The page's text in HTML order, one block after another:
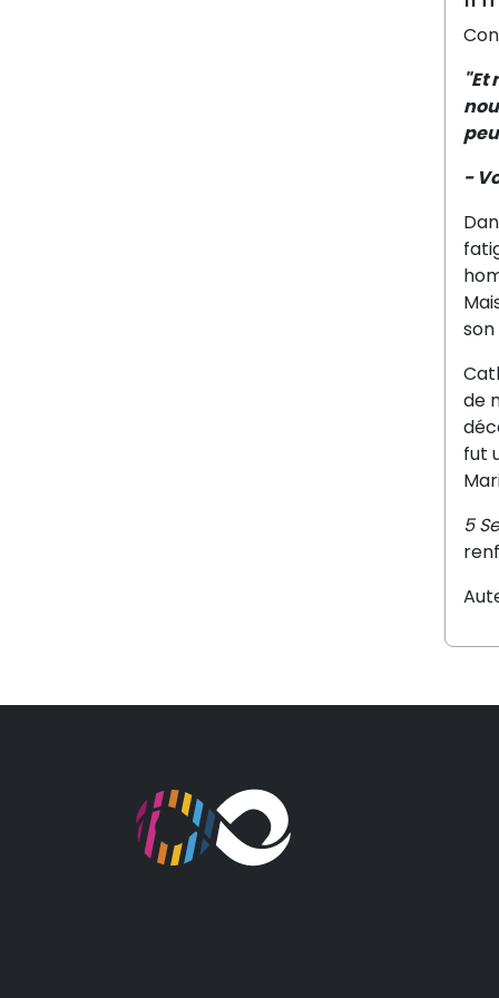
"Et
-
de
fut
5